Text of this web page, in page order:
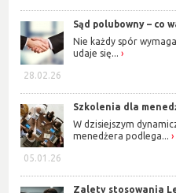
28.02.26
Sąd polubowny – co
Nie każdy spór
udaje się...
05.01.26
Szkolenia dla
W dzisiejszym
menedżera podlega...
Zalety stosowania